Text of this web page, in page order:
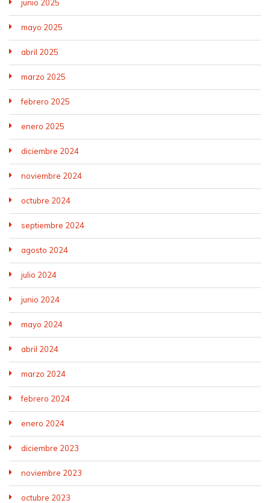
junio 2025
mayo 2025
abril 2025
marzo 2025
febrero 2025
enero 2025
diciembre 2024
noviembre 2024
octubre 2024
septiembre 2024
agosto 2024
julio 2024
junio 2024
mayo 2024
abril 2024
marzo 2024
febrero 2024
enero 2024
diciembre 2023
noviembre 2023
octubre 2023